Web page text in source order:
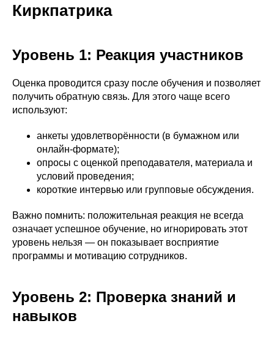
Киркпатрика
Уровень 1: Реакция участников
Оценка проводится сразу после обучения и позволяет
получить обратную связь. Для этого чаще всего
используют:
анкеты удовлетворённости (в бумажном или
онлайн-формате);
опросы с оценкой преподавателя, материала и
условий проведения;
короткие интервью или групповые обсуждения.
Важно помнить: положительная реакция не всегда
означает успешное обучение, но игнорировать этот
уровень нельзя — он показывает восприятие
программы и мотивацию сотрудников.
Уровень 2: Проверка знаний и
навыков